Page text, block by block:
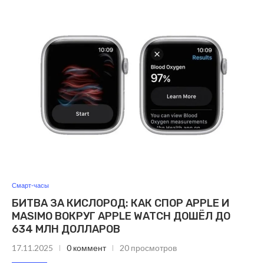
Смарт-часы
БИТВА ЗА КИСЛОРОД: КАК СПОР APPLE И
MASIMO ВОКРУГ APPLE WATCH ДОШЁЛ ДО
634 МЛН ДОЛЛАРОВ
17.11.2025 0 коммент 20 просмотров